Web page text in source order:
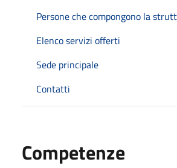
Persone che compongono la
Elenco servizi offerti
Sede principale
Contatti
Competenze